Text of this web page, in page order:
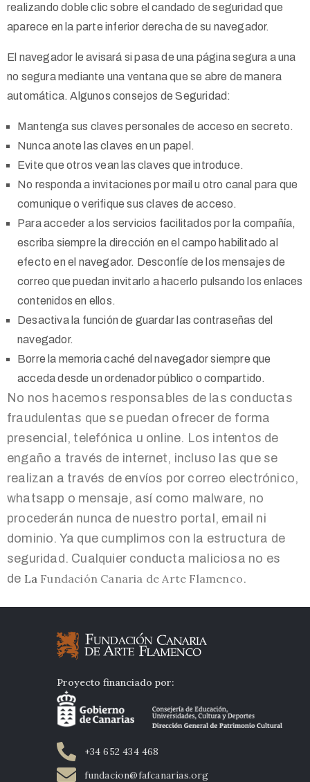
realizando doble clic sobre el candado de seguridad que
aparece en la parte inferior derecha de su navegador.
El navegador le avisará si pasa de una página segura a una
no segura mediante una ventana que se abre de manera
automática. Algunos consejos de Seguridad:
Mantenga sus claves personales de acceso en secreto.
Nunca anote las claves en un papel.
Evite que otros vean las claves que introduce.
No responda a invitaciones por mail u otro canal para que
comunique o verifique sus claves de acceso.
Para acceder a los servicios facilitados por la compañía,
escriba siempre la dirección en el campo habilitado al
efecto en el navegador. Desconfíe de los mensajes de
correo que puedan invitarlo a hacerlo pulsando los enlaces
contenidos en ellos.
Desactiva la función de guardar las contraseñas del
navegador.
Borre la memoria caché del navegador siempre que
acceda desde un ordenador público o compartido.
No nos hacemos responsables de las conductas
fraudulentas que se puedan ofrecer de forma
presencial, telefónica u online. Los intentos de
engaño a través de internet, incluso las que se
realizan a través de envíos por correo electrónico,
whatsapp o mensaje, así como malware, no
procederán nunca de nuestro portal, email ni
dominio. Ya que cumplimos con la estructura de
seguridad. Cualquier conducta maliciosa no es
de La Fundación Canaria de Arte Flamenco.
Proyecto financiado por:
+34 652 434 468
fundacion@fafcanarias.org